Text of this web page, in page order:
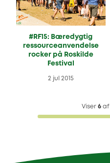
#RF15: Bæredygtig
ressourceanvendelse
rocker på Roskilde
Festival
2 jul 2015
Viser 6af